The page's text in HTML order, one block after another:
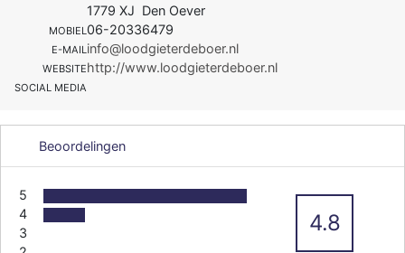
1779 XJ Den Oever
MOBIEL06-20336479
E-MAILinfo@loodgieterdeboer.nl
WEBSITEhttp://www.loodgieterdeboer.nl
SOCIAL MEDIA
Beoordelingen
5
4
3
4.8